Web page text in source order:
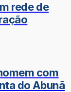
rede de
com
do Abunã